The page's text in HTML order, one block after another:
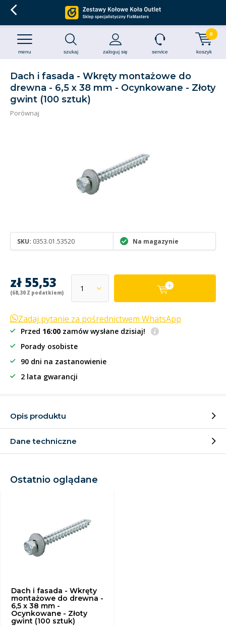
szukaj zaloguj się
menu service koszyk
0
Dach i fasada - Wkręty montażowe do
drewna - 6,5 x 38 mm - Ocynkowane - Złoty
gwint (100 sztuk)
Porównaj
SKU: 0353.01.53520 Na magazynie
zł 55,53
(68,30 Z podatkiem)
Zadaj pytanie za pośrednictwem WhatsApp
Przed 16:00 zamów wysłane dzisiaj!
Porady osobiste
90 dni na zastanowienie
2 lata gwarancji
Opis produktu
Dane techniczne
Ostatnio oglądane
Dach i fasada - Wkręty
montażowe do drewna -
6,5 x 38 mm -
Ocynkowane - Złoty
gwint (100 sztuk)